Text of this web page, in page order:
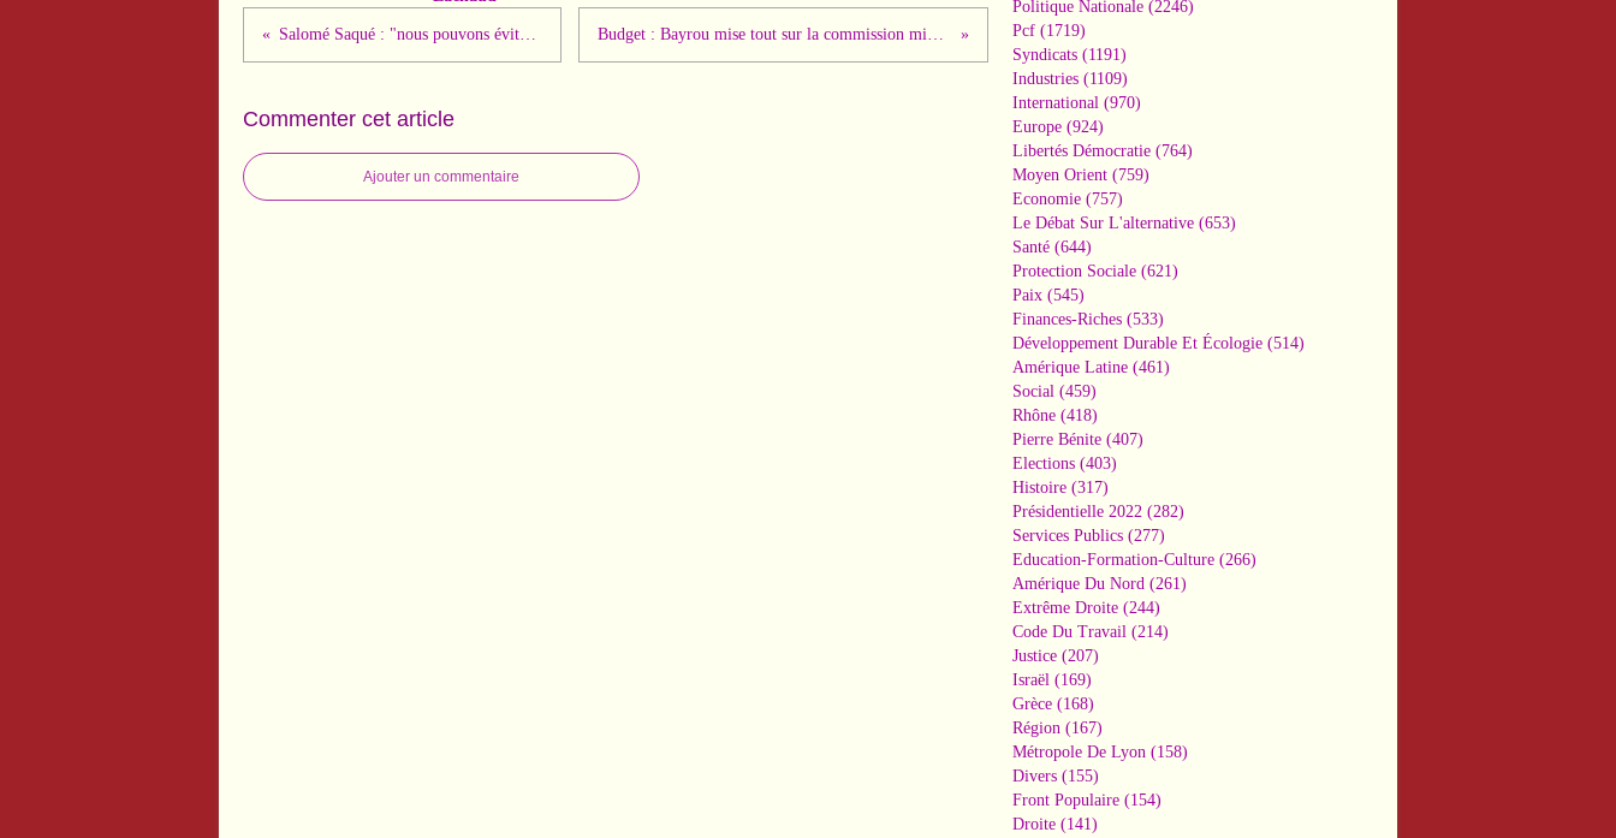
Commenter cet article
Ajouter un commentaire
Politique Nationale (2246)
Pcf (1719)
Syndicats (1191)
Industries (1109)
International (970)
Europe (924)
Libertés Démocratie (764)
Moyen Orient (759)
Economie (757)
Le Débat Sur L'alternative (653)
Santé (644)
Protection Sociale (621)
Paix (545)
Finances-Riches (533)
Développement Durable Et Écologie (514)
Amérique Latine (461)
Social (459)
Rhône (418)
Pierre Bénite (407)
Elections (403)
Histoire (317)
Présidentielle 2022 (282)
Services Publics (277)
Education-Formation-Culture (266)
Amérique Du Nord (261)
Extrême Droite (244)
Code Du Travail (214)
Justice (207)
Israël (169)
Grèce (168)
Région (167)
Métropole De Lyon (158)
Divers (155)
Front Populaire (154)
Droite (141)